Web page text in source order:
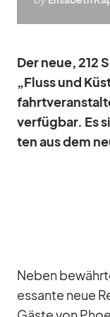
Der neue, 212
„Fluss und
ver­füg­bar. Es
ten aus dem
Ne­ben
es­sante neue